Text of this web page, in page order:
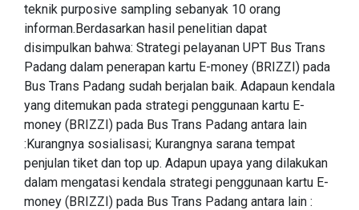
teknik purposive sampling sebanyak 10 orang
informan.Berdasarkan hasil penelitian dapat
disimpulkan bahwa: Strategi pelayanan UPT Bus Trans
Padang dalam penerapan kartu E-money (BRIZZI) pada
Bus Trans Padang sudah berjalan baik. Adapaun kendala
yang ditemukan pada strategi penggunaan kartu E-
money (BRIZZI) pada Bus Trans Padang antara lain
:Kurangnya sosialisasi; Kurangnya sarana tempat
penjulan tiket dan top up. Adapun upaya yang dilakukan
dalam mengatasi kendala strategi penggunaan kartu E-
money (BRIZZI) pada Bus Trans Padang antara lain :